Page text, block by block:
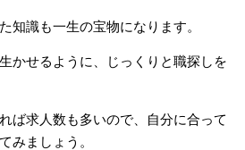
知識も一生の宝物になります。
かせるように、じっくりと職探しを
ば求人数も多いので、自分に合って
みましょう。